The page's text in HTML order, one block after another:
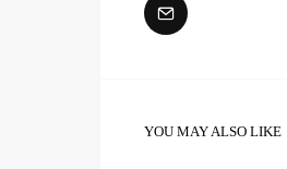
YOU MAY ALSO LIKE